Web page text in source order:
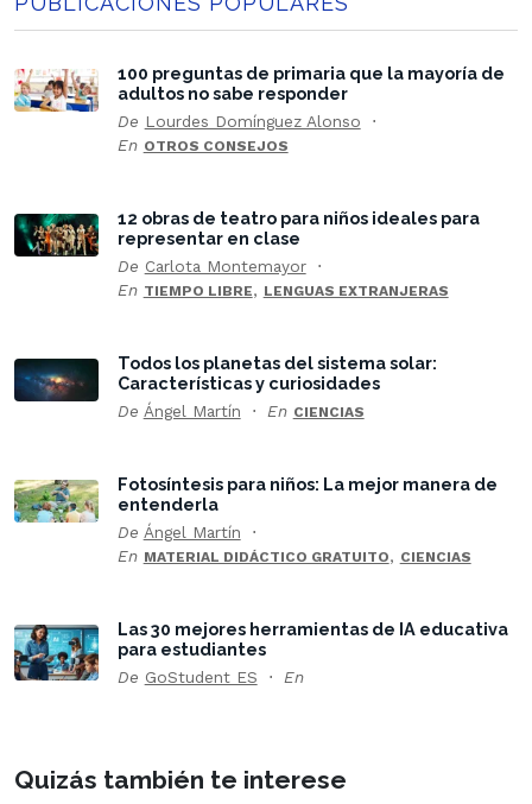
100 preguntas de primaria que la mayoría de
adultos no sabe responder
De Lourdes Domínguez Alonso
En OTROS CONSEJOS
12 obras de teatro para niños ideales para
representar en clase
De Carlota Montemayor
En TIEMPO LIBRE, LENGUAS EXTRANJERAS
Todos los planetas del sistema solar:
Características y curiosidades
De Ángel Martín En CIENCIAS
Fotosíntesis para niños: La mejor manera de
entenderla
De Ángel Martín
En MATERIAL DIDÁCTICO GRATUITO, CIENCIAS
Las 30 mejores herramientas de IA educativa
para estudiantes
De GoStudent ES En
Quizás también te interese